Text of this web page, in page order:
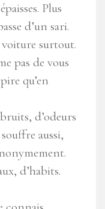
Plus
d’un sari.
voiture surtout.
pas de vous
qu’en
d’odeurs
aussi,
d’habits.